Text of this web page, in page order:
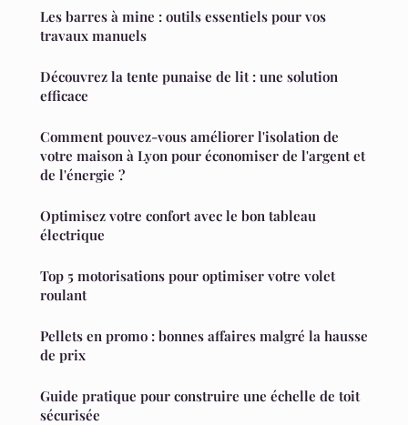
Les barres à mine : outils essentiels pour vos
travaux manuels
Découvrez la tente punaise de lit : une solution
efficace
Comment pouvez-vous améliorer l'isolation de
votre maison à Lyon pour économiser de l'argent et
de l'énergie ?
Optimisez votre confort avec le bon tableau
électrique
Top 5 motorisations pour optimiser votre volet
roulant
Pellets en promo : bonnes affaires malgré la hausse
de prix
Guide pratique pour construire une échelle de toit
sécurisée